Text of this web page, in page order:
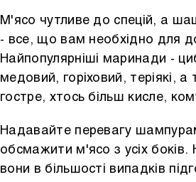
М'ясо чутливе до спецій, а
- все, що вам необхідно для
Найпопулярніші маринади -
медовий, горіховий, теріякі,
гостре, хтось більш кисле,
Надавайте перевагу
обсмажити м'ясо з усіх боків.
вони в більшості випадків